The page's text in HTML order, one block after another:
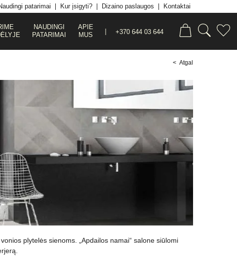
patarimai Kur įsigyti? Dizaino paslaugos Kontaktai
NAUDINGI
PATARIMAI
APIE
MUS
+370 644 03 644
< Atgal
plytelės sienoms. „Apdailos namai“ salone siūlomi